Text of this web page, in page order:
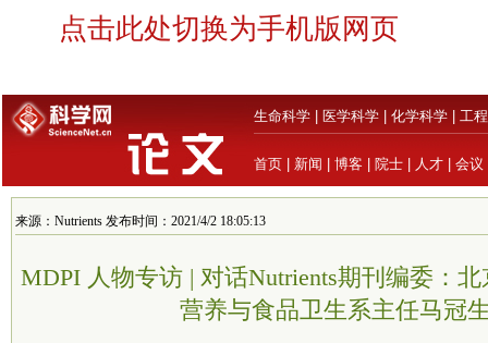
点击此处切换为手机版网页
生命科学 医学科学 化学科学 工
首页 新闻 博客 院士 人才 会议
来源：Nutrients 发布时间：2021/4/2 18:05:13
MDPI 人物专访 | 对话Nutrients期刊编委：
营养与食品卫生系主任马冠